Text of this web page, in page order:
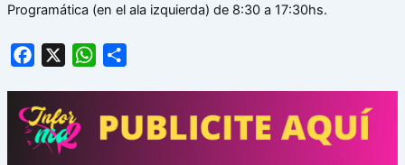
Programática (en el ala izquierda) de 8:30 a 17:30hs.
Facebook WhatsApp